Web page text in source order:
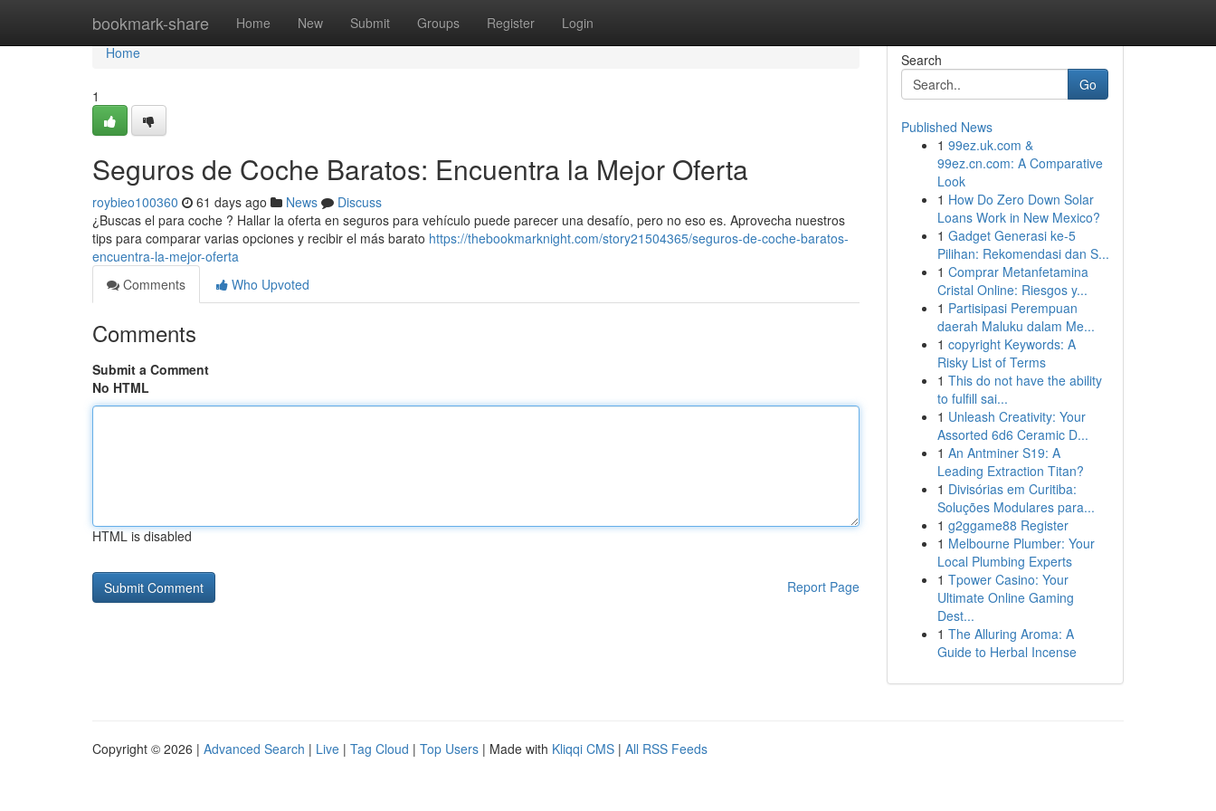
bookmark-share Home New Submit Groups Register Login
Home
Home
1
Seguros de Coche Baratos: Encuentra la Mejor Oferta
roybieo100360 61 days ago News
Discuss
¿Buscas el para coche ? Hallar la oferta en seguros para vehículo puede parecer una desafío, pero no eso es. Aprovecha nuestros
tips para comparar varias opciones y recibir el más barato https://thebookmarknight.com/story21504365/seguros-de-coche-baratos-
encuentra-la-mejor-oferta
Comments
Who Upvoted
Comments
Submit a Comment
No HTML
HTML is disabled
Report Page
Search
Go
Published News
1 99ez.uk.com &
99ez.cn.com: A Comparative
Look
1 How Do Zero Down Solar
Loans Work in New Mexico?
1 Gadget Generasi ke-5
Pilihan: Rekomendasi dan S...
1 Comprar Metanfetamina
Cristal Online: Riesgos y...
1 Partisipasi Perempuan
daerah Maluku dalam Me...
1 copyright Keywords: A
Risky List of Terms
1 This do not have the ability
to fulfill sai...
1 Unleash Creativity: Your
Assorted 6d6 Ceramic D...
1 An Antminer S19: A
Leading Extraction Titan?
1 Divisórias em Curitiba:
Soluções Modulares para...
1 g2ggame88 Register
1 Melbourne Plumber: Your
Local Plumbing Experts
1 Tpower Casino: Your
Ultimate Online Gaming
Dest...
1 The Alluring Aroma: A
Guide to Herbal Incense
Copyright © 2026 | Advanced Search | Live | Tag Cloud | Top Users | Made with Kliqqi CMS | All RSS Feeds